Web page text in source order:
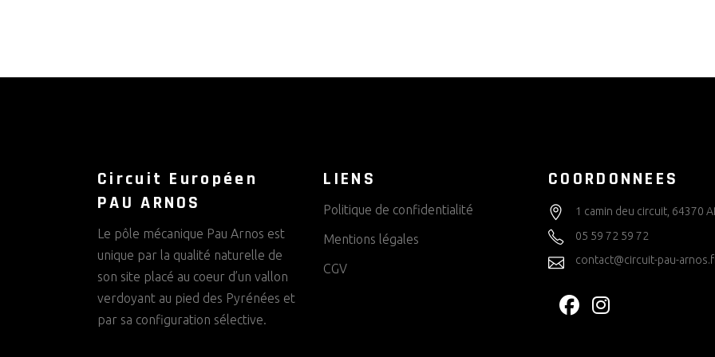
Circuit Européen
PAU ARNOS
Le pôle mécanique Pau Arnos est
unique par la qualité naturelle de
son site placé au coeur d’un vallon
verdoyant au pied des Pyrénées et
par sa configuration sélective.
LIENS
Politique de confidentialité
Mentions légales
CGV
COORDONNEES
1 camin deu circuit, 64370
05 59 72 59 72
contact@circuit-pau-